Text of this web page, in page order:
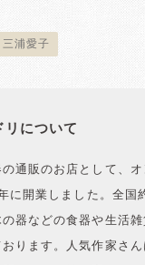
三浦愛子
リについて
通販のお店として、オ
に開業しました。全国
器などの食器や生活
ります。人気作家さ